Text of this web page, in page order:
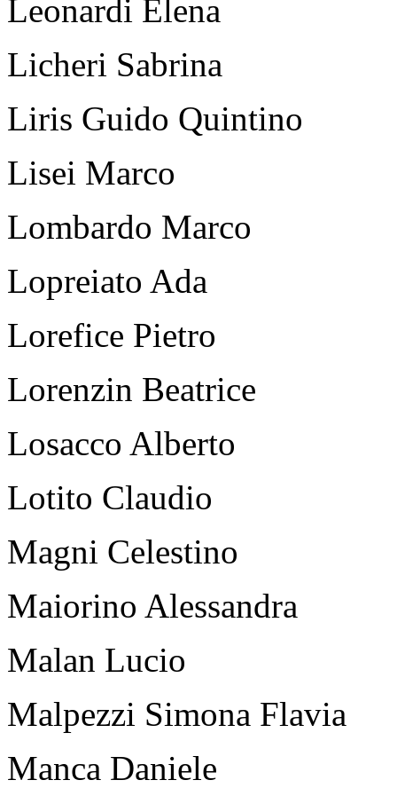
Leonardi Elena
Licheri Sabrina
Liris Guido Quintino
Lisei Marco
Lombardo Marco
Lopreiato Ada
Lorefice Pietro
Lorenzin Beatrice
Losacco Alberto
Lotito Claudio
Magni Celestino
Maiorino Alessandra
Malan Lucio
Malpezzi Simona Flavia
Manca Daniele